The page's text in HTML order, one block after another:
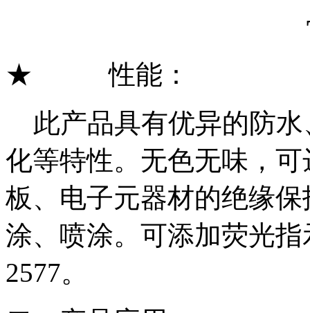
★ 性能：
此产品具有优异的防水
化等特性。无色无味，
板、电子元器材的绝缘
涂、喷涂。可添加荧光
2577。